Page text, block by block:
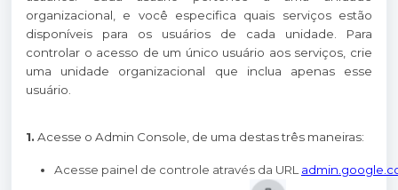
organizacional, e você especifica quais serviços estão
disponíveis para os usuários de cada unidade. Para
controlar o acesso de um único usuário aos serviços, crie
uma unidade organizacional que inclua apenas esse
usuário.
1. Acesse o Admin Console, de uma destas três maneiras:
Acesse painel de controle através da URL